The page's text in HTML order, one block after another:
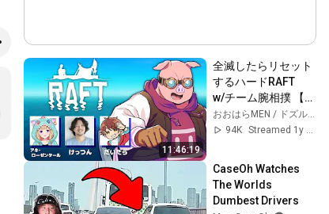
11:46:19
全滅したらリセット
するハードRAFT
w/チーム腕相撲 【お
おはらMEN視点】 おおはらMEN / ドズル社
94K
Streamed 1y ago
CaseOh Watches
The Worlds
Dumbest Drivers